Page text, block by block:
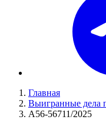
Главная
Выигранные дела
А56-56711/2025